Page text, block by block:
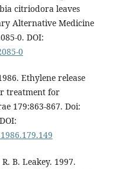
citriodora leaves
Alternative Medicine
0. DOI:
0
Ethylene release
treatment for
179:863-867. Doi:
B. Leakey. 1997.